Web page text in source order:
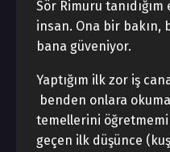
Sör Rimuru
insan. Ona bir bakın,
bana güveniyor.
Yaptığım ilk zor iş
benden onlara
temellerini
geçen ilk düşünce